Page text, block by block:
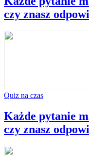
czy znasz
Quiz na czas
Każde pytanie
czy znasz